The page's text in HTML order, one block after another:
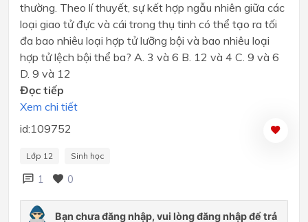
thường. Theo lí thuyết, sự kết hợp ngẫu nhiên giữa các
loại giao tử đực và cái trong thụ tinh có thể tạo ra tối
đa bao nhiêu loại hợp tử lưỡng bội và bao nhiêu loại
hợp tử lệch bội thể ba? A. 3 và 6 B. 12 và 4 C. 9 và 6
D. 9 và 12
Đọc tiếp
Xem chi tiết
id:109752
Lớp 12 Sinh học
1 0